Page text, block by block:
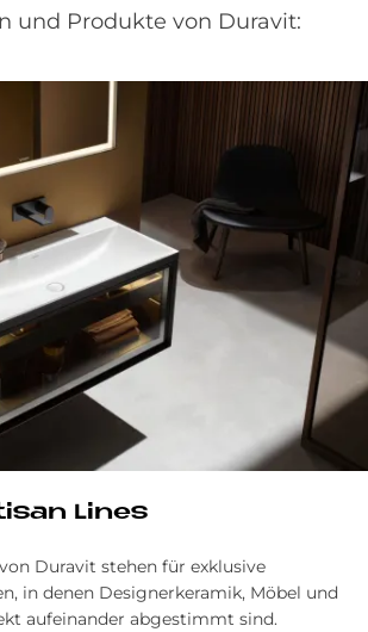
und Produkte von Duravit:
Li­nes
Duravit stehen für exklusive
in denen Designerkeramik, Möbel und
aufeinander abgestimmt sind.